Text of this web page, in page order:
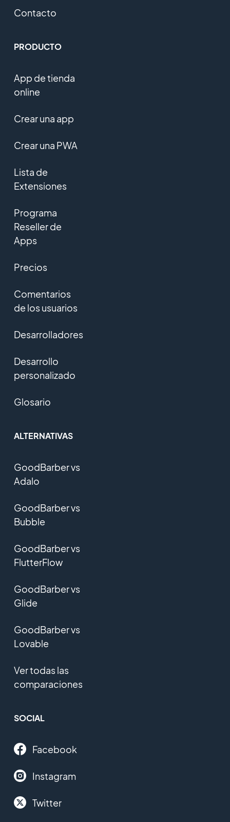
Contacto
PRODUCTO
App de tienda
online
Crear una app
Crear una PWA
Lista de
Extensiones
Programa
Reseller de
Apps
Precios
Comentarios
de los usuarios
Desarrolladores
Desarrollo
personalizado
Glosario
ALTERNATIVAS
GoodBarber vs
Adalo
GoodBarber vs
Bubble
GoodBarber vs
FlutterFlow
GoodBarber vs
Glide
GoodBarber vs
Lovable
Ver todas las
comparaciones
SOCIAL
Facebook
Instagram
Twitter